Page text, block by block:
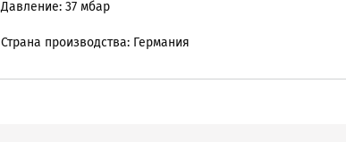
Давление: 37 мбар
Страна производства: Германия